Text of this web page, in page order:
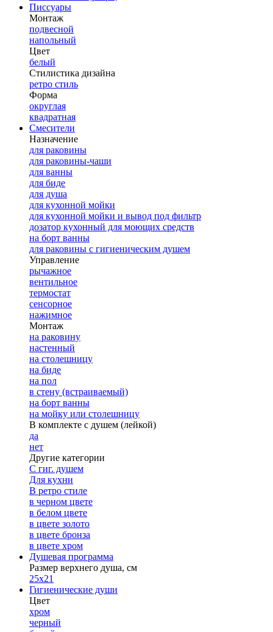
Писсуары
Монтаж
подвесной
напольный
Цвет
белый
Стилистика дизайна
ретро стиль
Форма
округлая
квадратная
Смесители
Назначение
для раковины
для раковины-чаши
для ванны
для биде
для душа
для кухонной мойки
для кухонной мойки и вывод под фильтр
дозатор кухонный для моющих средств
на борт ванны
для раковины с гигиеническим душем
Управление
рычажное
вентильное
термостат
сенсорное
нажимное
Монтаж
на раковину
настенный
на столешницу
на биде
на пол
в стену (встраиваемый)
на борт ванны
на мойку или столешницу
В комплекте с душем (лейкой)
да
нет
Другие категории
С гиг. душем
Для кухни
В ретро стиле
в черном цвете
в белом цвете
в цвете золото
в цвете бронза
в цвете хром
Душевая программа
Размер верхнего душа, см
25х21
Гигиенические души
Цвет
хром
черный